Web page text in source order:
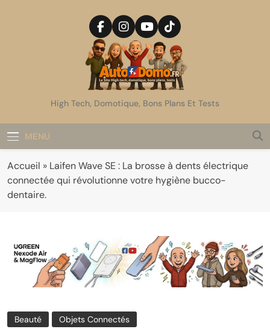
AutoDomo
High Tech, Domotique, Bons Plans Et Tests
MENU
Accueil » Laifen Wave SE : La brosse à dents électrique
connectée qui révolutionne votre hygiène bucco-
dentaire.
Beauté Objets Connectés